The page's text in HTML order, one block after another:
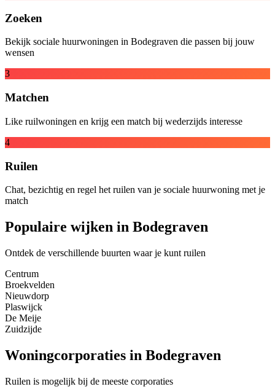
Zoeken
Bekijk sociale huurwoningen in Bodegraven die passen bij jouw
wensen
3
Matchen
Like ruilwoningen en krijg een match bij wederzijds interesse
4
Ruilen
Chat, bezichtig en regel het ruilen van je sociale huurwoning met je
match
Populaire wijken in Bodegraven
Ontdek de verschillende buurten waar je kunt ruilen
Centrum
Broekvelden
Nieuwdorp
Plaswijck
De Meije
Zuidzijde
Woningcorporaties in Bodegraven
Ruilen is mogelijk bij de meeste corporaties